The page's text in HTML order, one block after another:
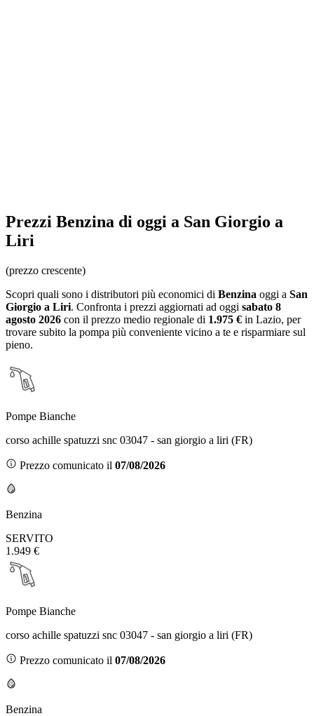
Prezzi Benzina di oggi a San Giorgio a
Liri
(prezzo crescente)
Scopri quali sono i distributori più economici di Benzina oggi a San
Giorgio a Liri. Confronta i prezzi aggiornati ad oggi sabato 8
agosto 2026 con il prezzo medio regionale di 1.975 € in Lazio, per
trovare subito la pompa più conveniente vicino a te e risparmiare sul
pieno.
Pompe Bianche
corso achille spatuzzi snc 03047 - san giorgio a liri (FR)
Prezzo comunicato il 07/08/2026
Benzina
SERVITO
1.949 €
Pompe Bianche
corso achille spatuzzi snc 03047 - san giorgio a liri (FR)
Prezzo comunicato il 07/08/2026
Benzina